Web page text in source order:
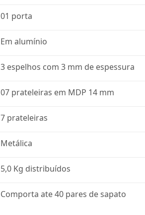
01 porta
Em alumínio
3 espelhos com 3 mm de espessura
07 prateleiras em MDP 14 mm
7 prateleiras
Metálica
5,0 Kg distribuídos
Comporta ate 40 pares de sapato